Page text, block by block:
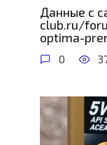
Данные с
club.ru/
optima-
0